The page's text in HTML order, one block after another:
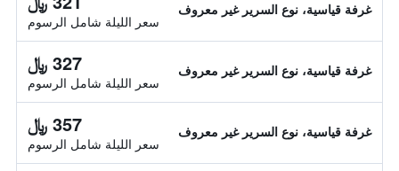
غرفة قياسية، نوع السرير غير معروف
سعر الليلة شامل الرسوم
غرفة قياسية، نوع السرير غير معروف 327 ﷼
سعر الليلة شامل الرسوم
غرفة قياسية، نوع السرير غير معروف 357 ﷼
سعر الليلة شامل الرسوم